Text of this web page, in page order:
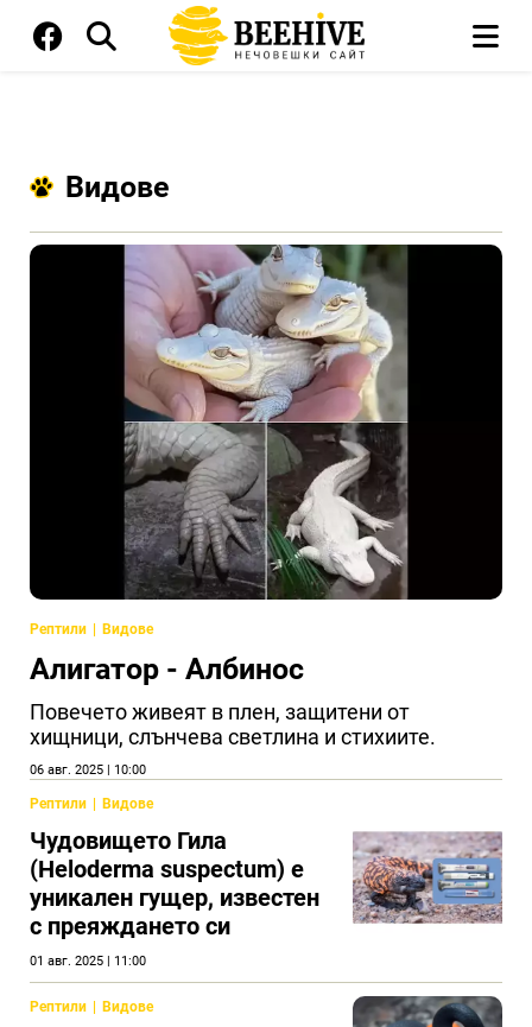
Видове
Рептили Видове
Алигатор - Албинос
Повечето живеят в плен, защитени от
хищници, слънчева светлина и стихиите.
06 авг. 2025 | 10:00
Рептили Видове
Чудовището Гила
(Heloderma suspectum) e
уникален гущер, известен
с преяждането си
01 авг. 2025 | 11:00
Рептили Видове